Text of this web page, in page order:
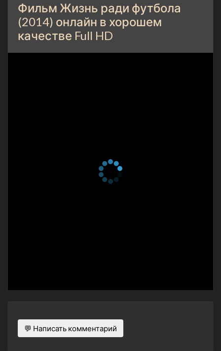
Фильм Жизнь ради футбола
(2014) онлайн в хорошем
качестве Full HD
💬 Написать комментарий